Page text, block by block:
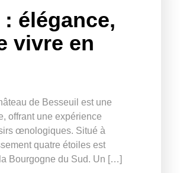
élégance,
vivre en
de Besseuil est une
offrant une expérience
œnologiques. Situé à
quatre étoiles est
Bourgogne du Sud. Un […]